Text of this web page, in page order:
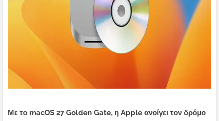
Με το macOS 27 Golden Gate, η Apple ανοίγει τον δρόμο